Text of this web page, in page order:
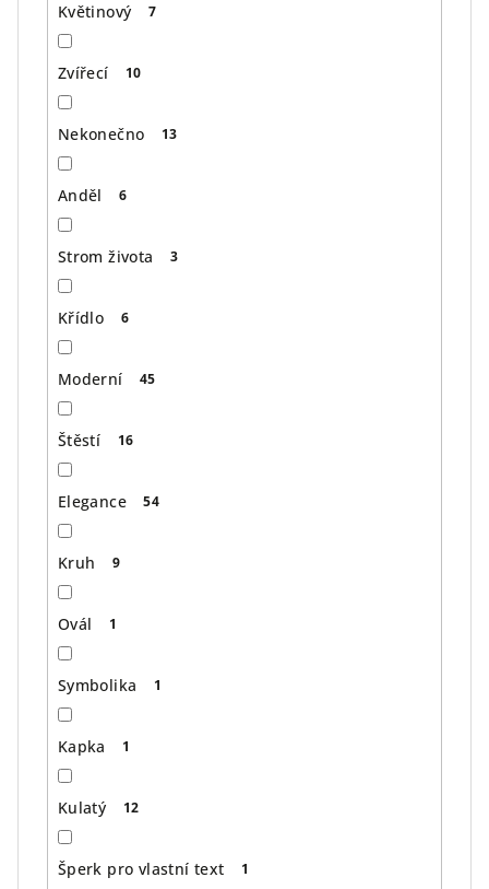
Květinový 7
Zvířecí 10
Nekonečno 13
Anděl 6
Strom života 3
Křídlo 6
Moderní 45
Štěstí 16
Elegance 54
Kruh 9
Ovál 1
Symbolika 1
Kapka 1
Kulatý 12
Šperk pro vlastní text 1